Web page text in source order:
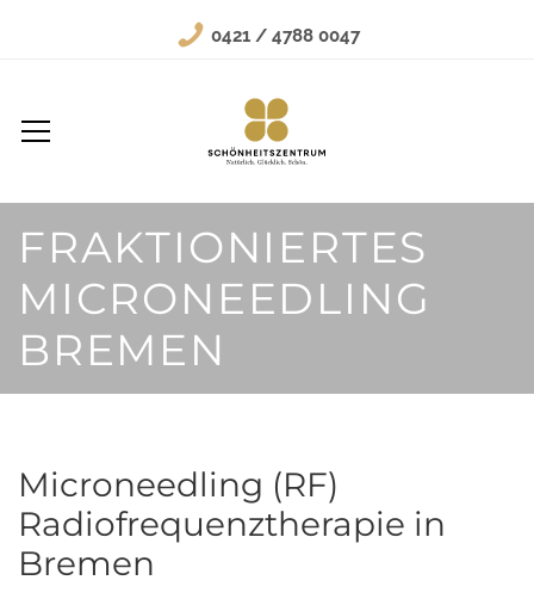
0421 / 4788 0047
FRAKTIONIERTES
MICRONEEDLING
BREMEN
Microneedling (RF)
Radiofrequenztherapie in
Bremen